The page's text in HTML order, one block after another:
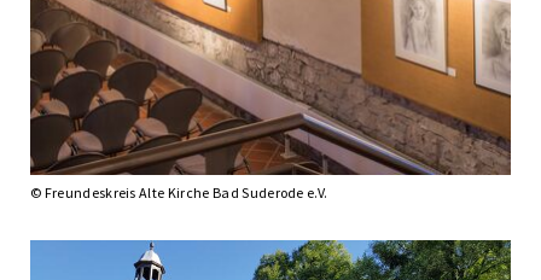
© Freundeskreis Alte Kirche Bad Suderode e.V.